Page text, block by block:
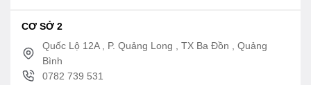
CƠ SỞ 2
Quốc Lộ 12A , P. Quảng Long , TX Ba Đồn , Quảng
Bình
0782 739 531